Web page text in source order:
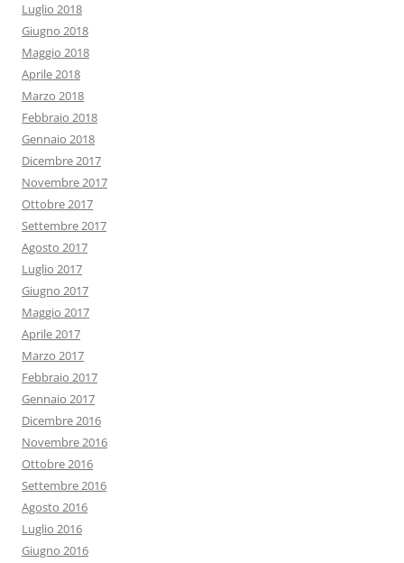
Luglio 2018
Giugno 2018
Maggio 2018
Aprile 2018
Marzo 2018
Febbraio 2018
Gennaio 2018
Dicembre 2017
Novembre 2017
Ottobre 2017
Settembre 2017
Agosto 2017
Luglio 2017
Giugno 2017
Maggio 2017
Aprile 2017
Marzo 2017
Febbraio 2017
Gennaio 2017
Dicembre 2016
Novembre 2016
Ottobre 2016
Settembre 2016
Agosto 2016
Luglio 2016
Giugno 2016